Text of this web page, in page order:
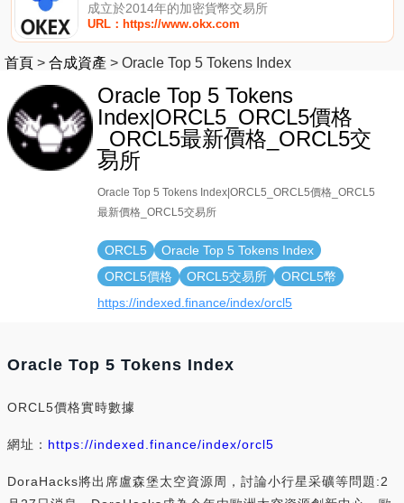
成立於2014年的加密貨幣交易所
URL：https://www.okx.com
首頁 > 合成資產 > Oracle Top 5 Tokens Index
Oracle Top 5 Tokens
Index|ORCL5_ORCL5價格
_ORCL5最新價格_ORCL5交
易所
Oracle Top 5 Tokens Index|ORCL5_ORCL5價格_ORCL5
最新價格_ORCL5交易所
ORCL5
Oracle Top 5 Tokens Index
ORCL5價格
ORCL5交易所
ORCL5幣
https://indexed.finance/index/orcl5
Oracle Top 5 Tokens Index
ORCL5價格實時數據
網址： https://indexed.finance/index/orcl5
DoraHacks將出席盧森堡太空資源周，討論小行星采礦等問題:2